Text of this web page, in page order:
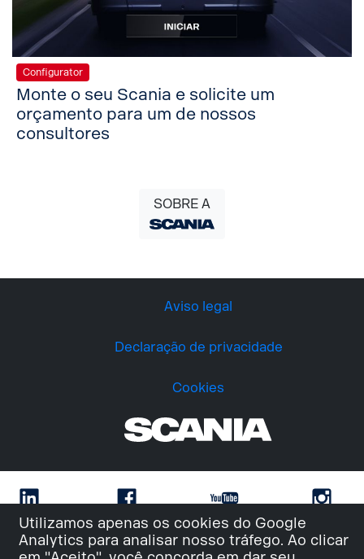
Utilizamos apenas os cookies do Google
Analytics para analisar nosso tráfego. Ao clicar
Configurator
Monte o seu Scania e solicite um
orçamento para um de nossos
consultores
SOBRE A
Aviso legal
Declaração de privacidade
Cookies